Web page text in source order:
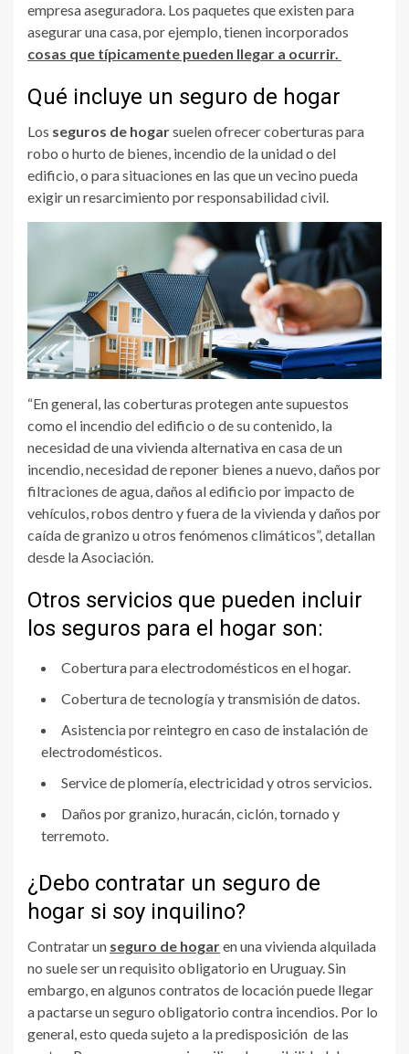
empresa aseguradora. Los paquetes que existen para
asegurar una casa, por ejemplo, tienen incorporados
cosas que típicamente pueden llegar a ocurrir.
Qué incluye un seguro de hogar
Los seguros de hogarsuelen ofrecer coberturas para
robo o hurto de bienes, incendio de la unidad o del
edificio, o para situaciones en las que un vecino pueda
exigir un resarcimiento por responsabilidad civil.
“En general, las coberturas protegen ante supuestos
como el incendio del edificio o de su contenido, la
necesidad de una vivienda alternativa en casa de un
incendio, necesidad de reponer bienes a nuevo, daños por
filtraciones de agua, daños al edificio por impacto de
vehículos, robos dentro y fuera de la vivienda y daños por
caída de granizo u otros fenómenos climáticos”, detallan
desde la Asociación.
Otros servicios que pueden incluir
los seguros para el hogar son:
Cobertura para electrodomésticos en el hogar.
Cobertura de tecnología y transmisión de datos.
Asistencia por reintegro en caso de instalación de
electrodomésticos.
Service de plomería, electricidad y otros servicios.
Daños por granizo, huracán, ciclón, tornado y
terremoto.
¿Debo contratar un seguro de
hogar si soy inquilino?
Contratar un seguro de hogaren una vivienda alquilada
no suele ser un requisito obligatorio en Uruguay. Sin
embargo, en algunos contratos de locación puede llegar
a pactarse un seguro obligatorio contra incendios. Por lo
general, esto queda sujeto a la predisposición de las